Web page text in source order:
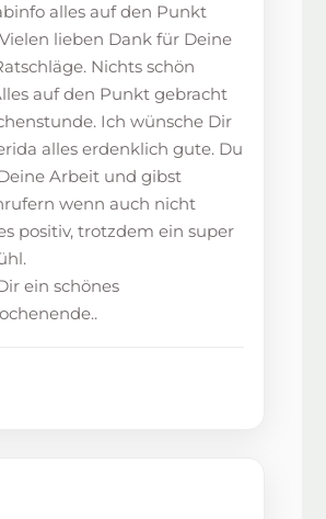
alles auf den Punkt
lieben Dank für Deine
Nichts schön
auf den Punkt gebracht
Ich wünsche Dir
alles erdenklich gute. Du
Arbeit und gibst
wenn auch nicht
positiv, trotzdem ein super
ein schönes